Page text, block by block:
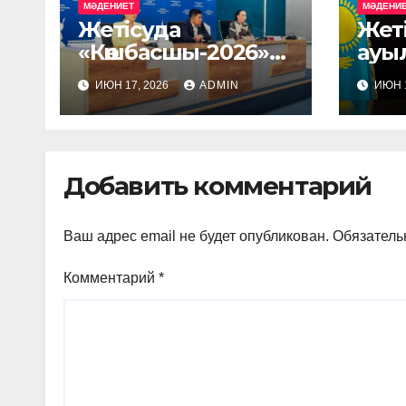
МӘДЕНИЕТ
Жетісуда
«Көшбасшы-2026»
сыйлығына
өтінімдер
қабылдануда
ИЮН 17, 2026 ADMIN ИЮН
Добавить комментарий
Ваш адрес email не будет опубликован.
Комментарий *